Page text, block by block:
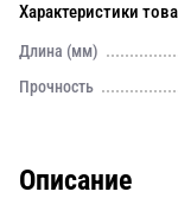
Характеристики
Длина (мм)
Прочность
Описание